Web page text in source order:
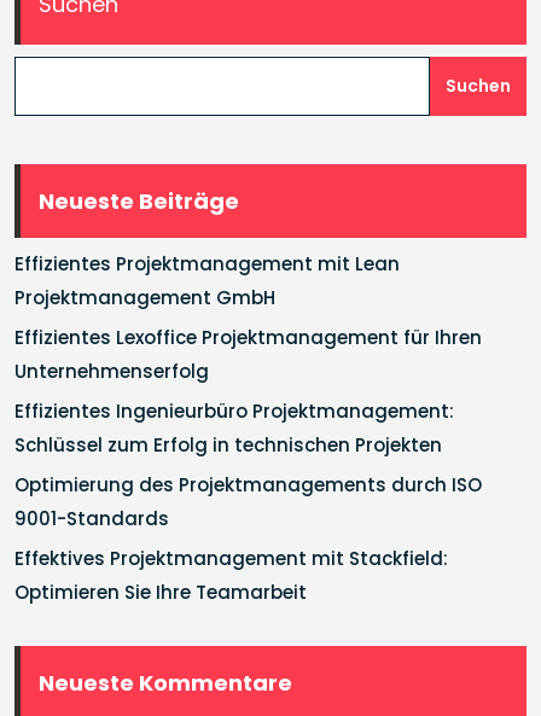
Suchen
Neueste Beiträge
Effizientes Projektmanagement mit Lean
Projektmanagement GmbH
Effizientes Lexoffice Projektmanagement für Ihren
Unternehmenserfolg
Effizientes Ingenieurbüro Projektmanagement:
Schlüssel zum Erfolg in technischen Projekten
Optimierung des Projektmanagements durch ISO
9001-Standards
Effektives Projektmanagement mit Stackfield:
Optimieren Sie Ihre Teamarbeit
Neueste Kommentare